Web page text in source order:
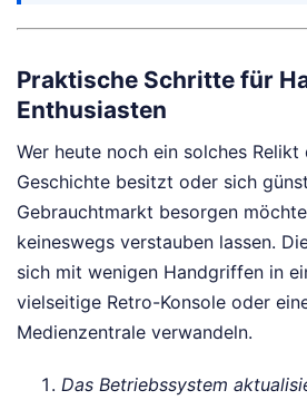
Praktische Schritte für
Enthusiasten
Wer heute noch ein solches Relikt
Geschichte besitzt oder sich
Gebrauchtmarkt besorgen
keineswegs verstauben lassen.
sich mit wenigen Handgriffen in
vielseitige Retro-Konsole oder
Medienzentrale verwandeln.
Das Betriebssystem